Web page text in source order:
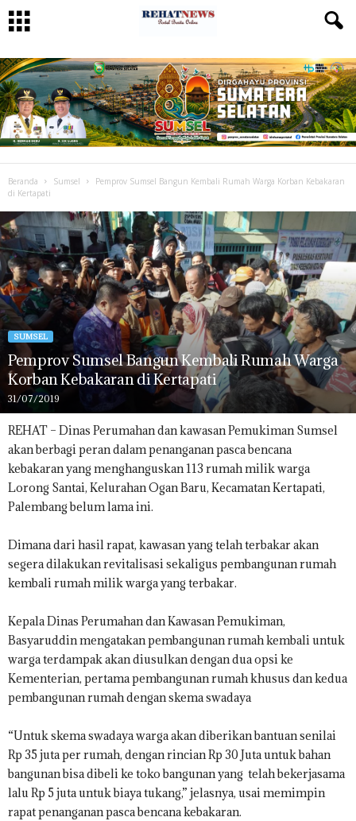
Beranda Sumsel
Pemprov Sumsel Bangun Kembali Rumah Warga Korban Kebakaran
di Kertapati
SUMSEL
Pemprov Sumsel Bangun Kembali Rumah Warga
Korban Kebakaran di Kertapati
31/07/2019
REHAT – Dinas Perumahan dan kawasan Pemukiman Sumsel
akan berbagi peran dalam penanganan pasca bencana
kebakaran yang menghanguskan 113 rumah milik warga
Lorong Santai, Kelurahan Ogan Baru, Kecamatan Kertapati,
Palembang belum lama ini.
Dimana dari hasil rapat, kawasan yang telah terbakar akan
segera dilakukan revitalisasi sekaligus pembangunan rumah
kembali rumah milik warga yang terbakar.
Kepala Dinas Perumahan dan Kawasan Pemukiman,
Basyaruddin mengatakan pembangunan rumah kembali untuk
warga terdampak akan diusulkan dengan dua opsi ke
Kementerian, pertama pembangunan rumah khusus dan kedua
pembangunan rumah dengan skema swadaya
“Untuk skema swadaya warga akan diberikan bantuan senilai
Rp 35 juta per rumah, dengan rincian Rp 30 Juta untuk bahan
bangunan bisa dibeli ke toko bangunan yang telah bekerjasama
lalu Rp 5 juta untuk biaya tukang,” jelasnya, usai memimpin
rapat penanganan pasca bencana kebakaran.